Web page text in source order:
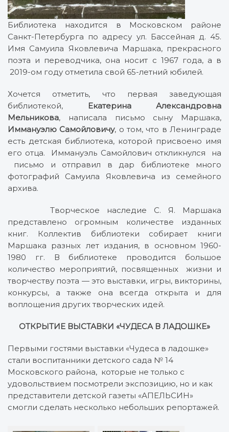
Библиотека находится в Московском районе
Санкт-Петербурга по адресу ул. Бассейная д. 45.
Имя Самуила Яковлевича Маршака, прекрасного
поэта и переводчика, она носит с 1967 года, а в
2019-ом году отметила свой 65-летний юбилей.
Хочется отметить, что первая заведующая
библиотекой,
Екатерина Александровна
Мельникова, написала письмо сыну Маршака,
Иммануэлю Самойловичу, о том, что в Ленинграде
есть детская библиотека, которой присвоено имя
его отца. Иммануэль Самойлович откликнулся на
письмо и отправил в дар библиотеке много
фотографий Самуила Яковлевича из семейного
архива.
Творческое наследие С. Я. Маршака
представлено огромным количестве изданных
книг. Коллектив библиотеки собирает книги
Маршака разных лет издания, в основном 1960-
1980 гг. В библиотеке проводится большое
количество мероприятий, посвященных жизни и
творчеству поэта — это выставки, игры, викторины,
конкурсы, а также она всегда открыта и для
воплощения других творческих идей.
ОТКРЫТИЕ ВЫСТАВКИ «ЧУДЕСА В ЛАДОШКЕ»
Первыми гостями выставки «Чудеса в ладошке»
стали воспитанники детского сада № 14
Московского района, которые не только с
удовольствием посмотрели экспозицию, но и как
представители детской газеты «АПЕЛЬСИН»
смогли сделать несколько небольших репортажей.